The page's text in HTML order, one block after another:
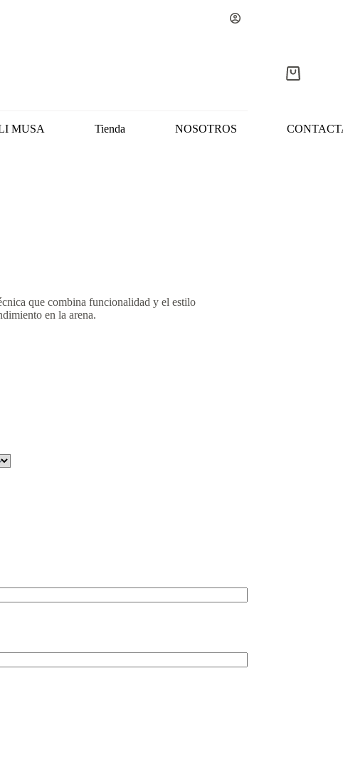
Carro
MUSA Tienda NOSOTROS
que combina funcionalidad y el estilo
en la arena.